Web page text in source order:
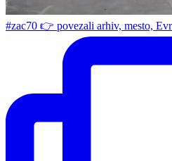
#zac70 👉 povezali arhiv, mesto,